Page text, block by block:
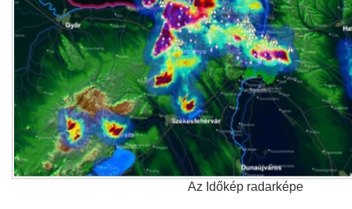
Az Időkép radarképe